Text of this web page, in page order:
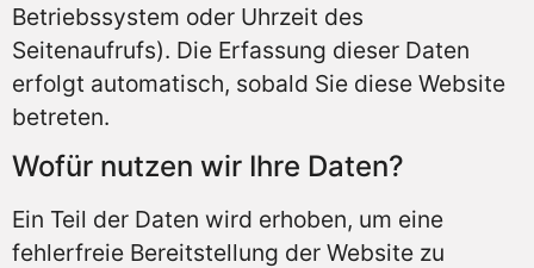
Betriebssystem oder Uhrzeit des
Seitenaufrufs). Die Erfassung dieser Daten
erfolgt automatisch, sobald Sie diese Website
betreten.
Wofür nutzen wir Ihre Daten?
Ein Teil der Daten wird erhoben, um eine
fehlerfreie Bereitstellung der Website zu